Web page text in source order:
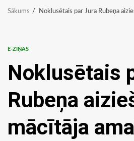
Sākums Noklusētais par Jura Rubeņa
E-ZIŅAS
Noklusētais
Rubeņa
mācītāja